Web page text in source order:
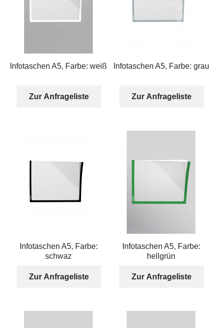
Infotaschen A5, Farbe: weiß
Zur Anfrageliste
Infotaschen A5, Farbe: grau
Zur Anfrageliste
Infotaschen A5, Farbe:
schwaz
Zur Anfrageliste
Infotaschen A5, Farbe:
hellgrün
Zur Anfrageliste